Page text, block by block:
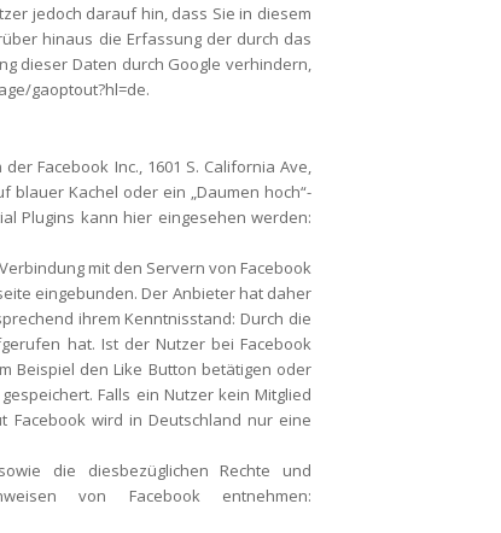
jedoch darauf hin, dass Sie in diesem
hinaus die Erfassung der durch das
dieser Daten durch Google verhindern,
gaoptout?hl=de.
Facebook Inc., 1601 S. California Ave,
blauer Kachel oder ein „Daumen hoch“-
Plugins kann hier eingesehen werden:
mit den Servern von Facebook
eingebunden. Der Anbieter hat daher
ihrem Kenntnisstand: Durch die
hat. Ist der Nutzer bei Facebook
Beispiel den Like Button betätigen oder
Falls ein Nutzer kein Mitglied
Facebook wird in Deutschland nur eine
die diesbezüglichen Rechte und
von Facebook entnehmen: